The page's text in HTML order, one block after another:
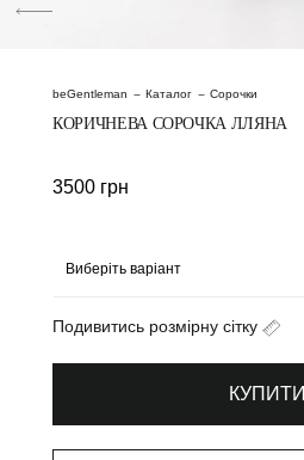
beGentleman Каталог Сорочки
КОРИЧНЕВА СОРОЧКА ЛЛЯНА
3500 грн
Подивитись розмірну сітку
КУПИТИ